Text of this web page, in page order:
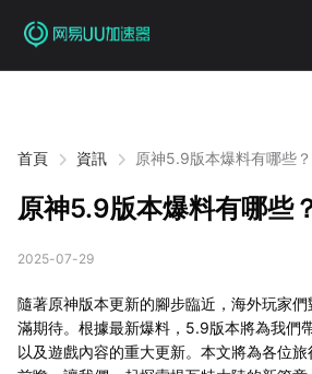
首頁 資訊 原神5.9版本爆料有哪些？
原神5.9版本爆料有哪些
2025-07-29
隨著原神版本更新的腳步臨近，海外玩家
滿期待。根據最新爆料，5.9版本將為我們
以及遊戲內容的重大更新。本文將為各位